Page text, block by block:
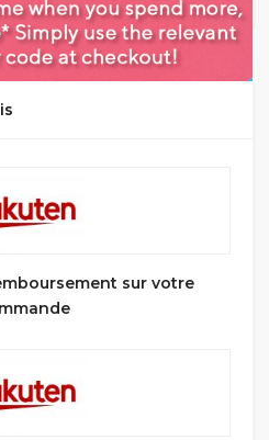
sur votre